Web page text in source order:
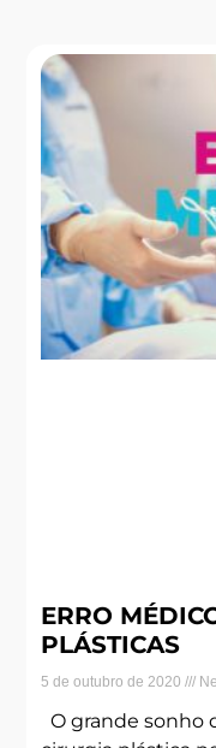
ERRO
PLÁSTICAS
5 de outubro de 2020
O grande sonho